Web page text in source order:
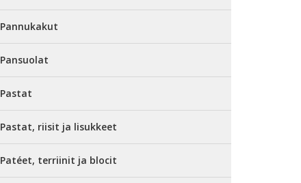
Pannukakut
Pansuolat
Pastat
Pastat, riisit ja lisukkeet
Patéet, terriinit ja blocit